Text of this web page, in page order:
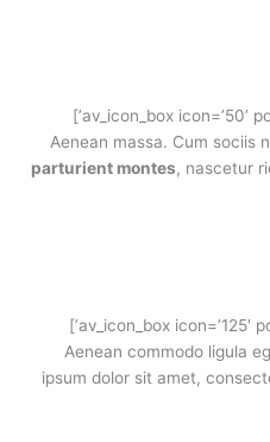
Aenean massa. Cum sociis
parturient montes, nascetur
Aenean commodo ligula
ipsum dolor sit amet,